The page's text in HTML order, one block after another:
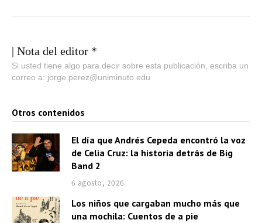
o
r
d
a
u
d
i
| Nota del editor *
Si usted tiene algo para decir sobre esta publicación, escriba un
correo a: jorge.perez@uniminuto.edu
Otros contenidos
El día que Andrés Cepeda encontró la voz
de Celia Cruz: la historia detrás de Big
Band 2
6 agosto, 2026
Los niños que cargaban mucho más que
una mochila: Cuentos de a pie